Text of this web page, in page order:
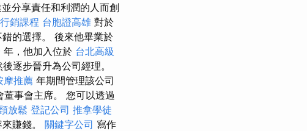
分享責任和利潤的人而創
銷課程 台胞證高雄 對於
的選擇。 後來他畢業於
年，他加入位於 台北高級
逐步晉升為公司經理。
摩推薦 年期間管理該公司
事會主席。 您可以透過
放鬆 登記公司 推拿學徒
賺錢。 關鍵字公司 寫作